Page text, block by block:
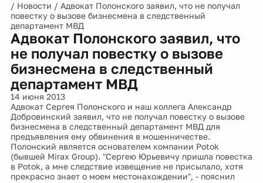
/ Новости / Адвокат Полонского заявил, что не получал
повестку о вызове бизнесмена в следственный
департамент МВД
Адвокат Полонского заявил, что
не получал повестку о вызове
бизнесмена в следственный
департамент МВД
14 июня 2013
Адвокат Сергея Полонского и наш коллега Александр
Добровинский заявил, что не получал повестку о вызове
бизнесмена в следственный департамент МВД для
предъявления ему обвинения в мошенничестве.
Полонский является основателем компании Potok
(бывшей Mirax Group). "Сергею Юрьевичу пришла повестка
в Potok, а мне следствие извещение не присылало, хотя
прекрасно знает о моем местонахождении", - пояснил